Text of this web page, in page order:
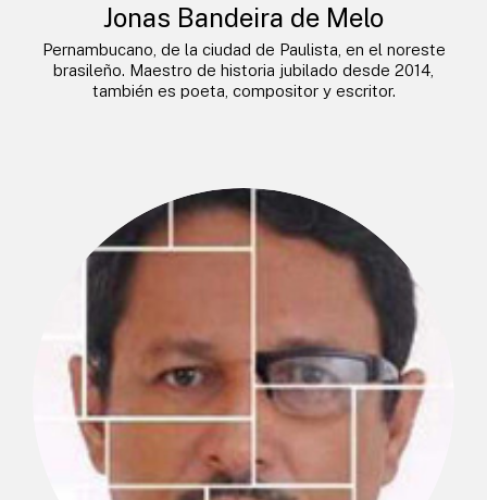
Jonas Bandeira de Melo
Pernambucano, de la ciudad de Paulista, en el noreste
brasileño. Maestro de historia jubilado desde 2014,
también es poeta, compositor y escritor.